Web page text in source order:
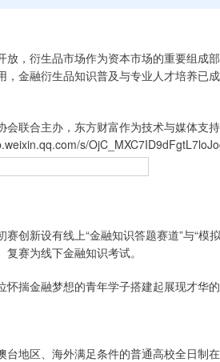
衍生品市场作为资本市场的重要组成部
金融衍生品知识普及与专业人才培养已
合主办，东方财富作为技术与媒体支持
s/
新设有线上“金融知识答题赛道”与“模
赛为线下金融知识考试。
金融梦想的青年学子搭建起展现才华的
区、海外满足条件的普通高校全日制在
39.68 1.02% 深证